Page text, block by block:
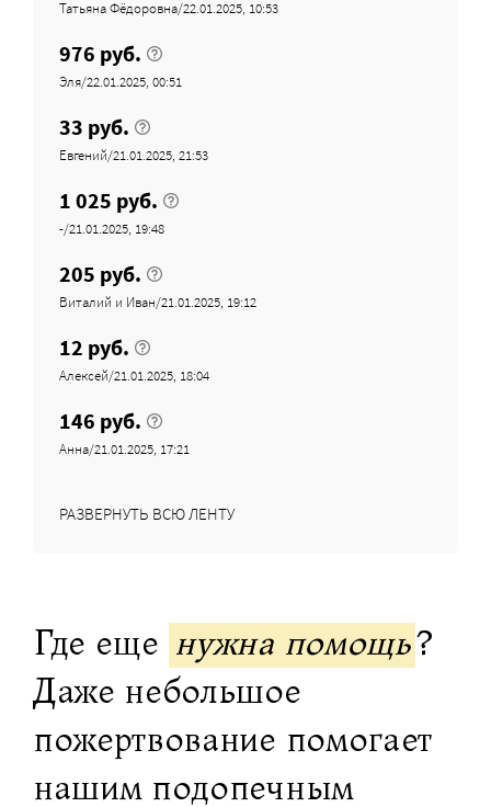
Татьяна Фёдоровна/22.01.2025, 10:53
976 руб.
Эля/22.01.2025, 00:51
33 руб.
Евгений/21.01.2025, 21:53
1 025 руб.
-/21.01.2025, 19:48
205 руб.
Виталий и Иван/21.01.2025, 19:12
12 руб.
Алексей/21.01.2025, 18:04
146 руб.
Анна/21.01.2025, 17:21
РАЗВЕРНУТЬ ВСЮ ЛЕНТУ
Где еще нужна помощь?
Даже небольшое
пожертвование помогает
нашим подопечным